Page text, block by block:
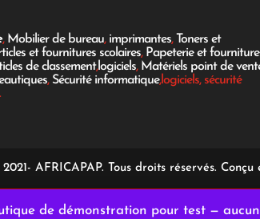
de démonstration pour test —
, Mobilier de bureau, imprimantes, Toners et
et fournitures scolaires, Papeterie et
de classement,logiciels, Matériels point de
, Sécurité informatique,logiciels, sécurité
AFRICAPAP. Tous droits réservés.